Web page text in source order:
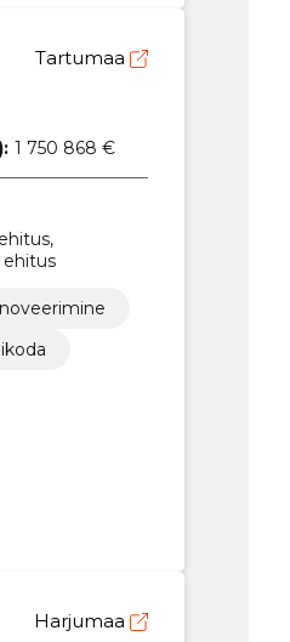
Tartumaa
1 750 868 €
ehitus
Harjumaa